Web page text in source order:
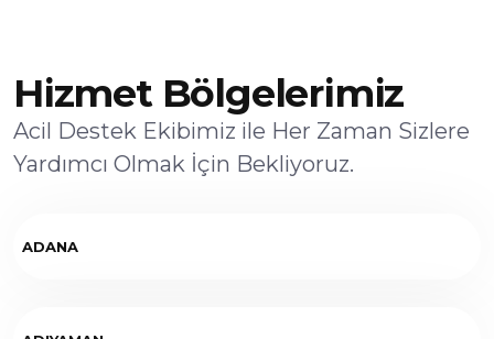
Hizmet Bölgelerimiz
Acil Destek Ekibimiz ile Her Zaman Sizlere
Yardımcı Olmak İçin Bekliyoruz.
ADANA